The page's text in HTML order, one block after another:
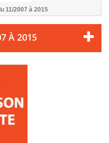
11/2007 à 2015
À 2015